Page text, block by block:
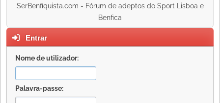
SerBenfiquista.com - Fórum de adeptos do Sport Lisboa e
Benfica
Entrar
Nome de utilizador:
Palavra-passe: